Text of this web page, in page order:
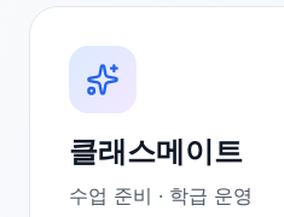
클래스메이트
수업 준비 · 학급 운영